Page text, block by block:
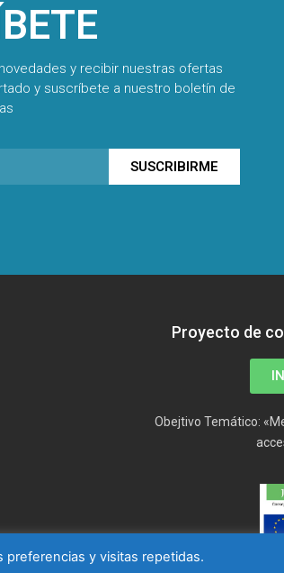
y recibir nuestras ofertas
y suscríbete a nuestro boletín de
SUSCRIBIRME
Proyecto de
Obejtivo Temático:
y visitas repetidas.